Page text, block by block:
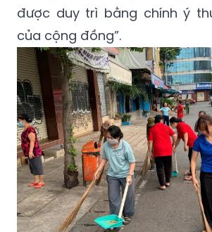
được duy trì bằng chính ý
của cộng đồng”.